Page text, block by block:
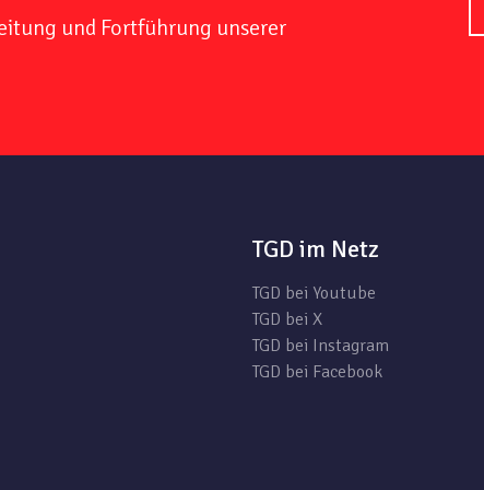
und Fortführung unserer
TGD im Netz
TGD bei Youtube
TGD bei X
TGD bei Instagram
TGD bei Facebook